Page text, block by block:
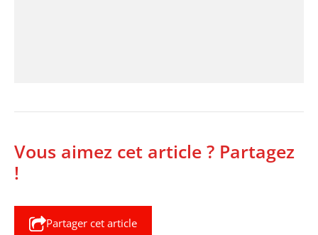
Vous aimez cet article ? Partagez
!
Partager cet article